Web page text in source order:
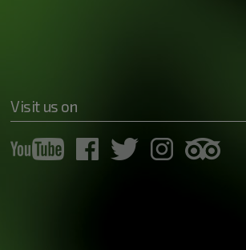
Visit us on